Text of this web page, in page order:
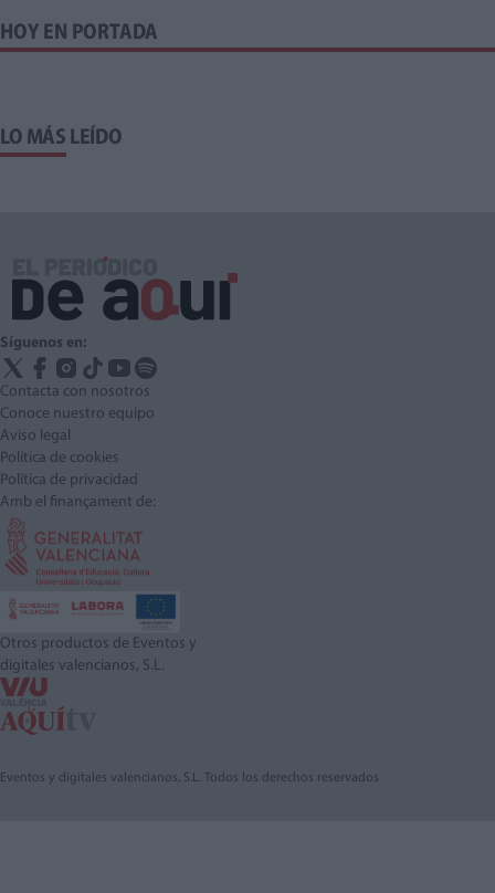
HOY EN PORTADA
LO MÁS LEÍDO
Síguenos en:
Contacta con nosotros
Conoce nuestro equipo
Aviso legal
Política de cookies
Política de privacidad
Amb el finançament de:
Otros productos de Eventos y
digitales valencianos, S.L.
Eventos y digitales valencianos, S.L. Todos los derechos reservados